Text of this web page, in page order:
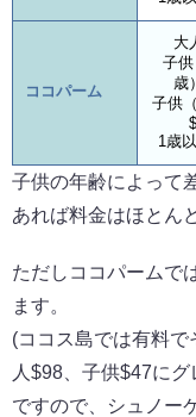
ココパーム
大
子供
歳
子供
1歳
子供の年齢によって
あれば料金はほとん
ただしココパームで
ます。
(ココス島では有料
人$98、子供$47にグ
ですので、シュノー